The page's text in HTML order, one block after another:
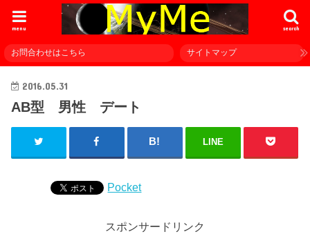
search
menu
お問合わせはこちら サイトマップ
2016.05.31
AB型 男性 デート
LINE
Pocket
スポンサードリンク